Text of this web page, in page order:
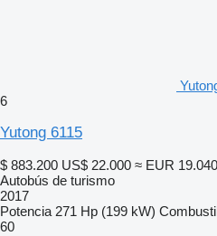
6
Yutong 6115
$ 883.200 US$ 22.000 ≈ EUR 19.040
Autobús de turismo
2017
Potencia 271 Hp (199 kW)
60